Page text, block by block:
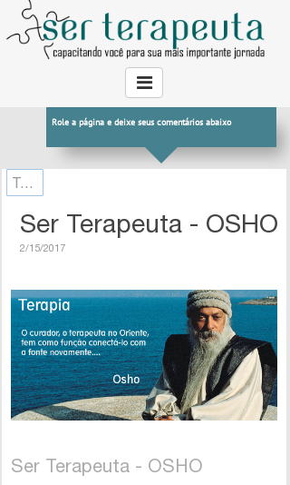
Role a página e deixe seus comentários abaixo
Terapeuta
Ser Terapeuta - OSHO
2/15/2017
Ser Terapeuta - OSHO